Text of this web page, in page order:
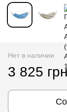
Нет в наличии
3 825 грн